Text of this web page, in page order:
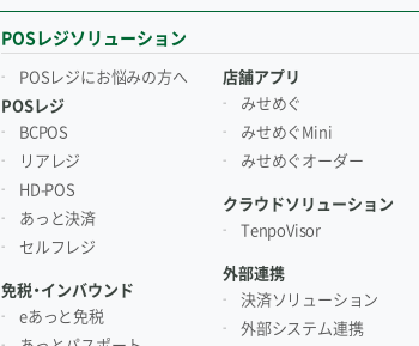
POSレジソリューション
POSレジにお悩みの方へ
POSレジ
BCPOS
リアレジ
HD-POS
あっと決済
セルフレジ
免税・インバウンド
eあっと免税
店舗アプリ
みせめぐ
みせめぐMini
みせめぐオーダー
クラウドソリューション
TenpoVisor
外部連携
決済ソリューション
外部システム連携